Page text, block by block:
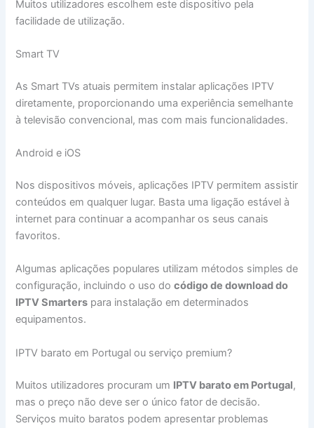
Muitos utilizadores escolhem este dispositivo pela
facilidade de utilização.
Smart TV
As Smart TVs atuais permitem instalar aplicações IPTV
diretamente, proporcionando uma experiência semelhante
à televisão convencional, mas com mais funcionalidades.
Android e iOS
Nos dispositivos móveis, aplicações IPTV permitem assistir
conteúdos em qualquer lugar. Basta uma ligação estável à
internet para continuar a acompanhar os seus canais
favoritos.
Algumas aplicações populares utilizam métodos simples de
configuração, incluindo o uso docódigo de download do
IPTV Smarters para instalação em determinados
equipamentos.
IPTV barato em Portugal ou serviço premium?
Muitos utilizadores procuram um IPTV barato em Portugal,
mas o preço não deve ser o único fator de decisão.
Serviços muito baratos podem apresentar problemas